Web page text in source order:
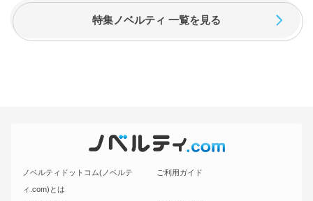
特集ノベルティ 一覧を見る
ノベルティドットコム(ノベルテ
ィ.com)とは
ご利用ガイド